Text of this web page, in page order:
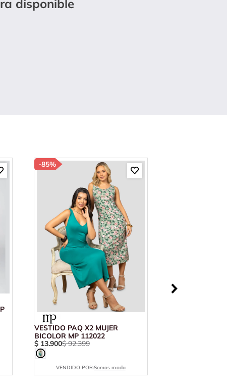
disponible
-85%
VESTIDO PAQ X2 MUJER
BICOLOR MP 112022
$ 13.900$ 92.399
VENDIDO POR:Somos moda